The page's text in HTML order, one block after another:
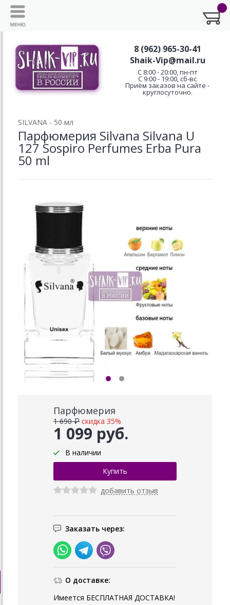
8 (962) 965-30-41
Shaik-Vip@mail.ru
C 8:00 - 20:00, пн-пт
С 9:00 - 19:00, сб-вс
Приём заказов на сайте -
круглосуточно.
SILVANA - 50 мл
Парфюмерия Silvana Silvana U
127 Sospiro Perfumes Erba Pura
50 ml
Парфюмерия
1 099 руб.
1 690 ₽ скидка 35%
В наличии
добавить отзыв
Заказать через:
О доставке:
Имеется БЕСПЛАТНАЯ ДОСТАВКА!